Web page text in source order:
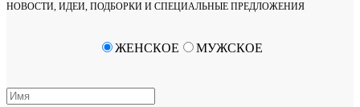
НОВОСТИ, ИДЕИ, ПОДБОРКИ И СПЕЦИАЛЬНЫЕ ПРЕДЛОЖЕНИЯ
ЖЕНСКОЕ МУЖСКОЕ